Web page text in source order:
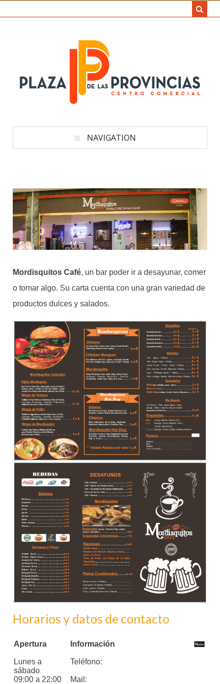
NAVIGATION
Mordisquitos Café, un bar poder ir a desayunar, comer
o tomar algo. Su carta cuenta con una gran variedad de
productos dulces y salados.
Horarios y datos de contacto
Apertura
Lunes a
sábado
09:00 a 22:00
Información
Teléfono:
Mail: